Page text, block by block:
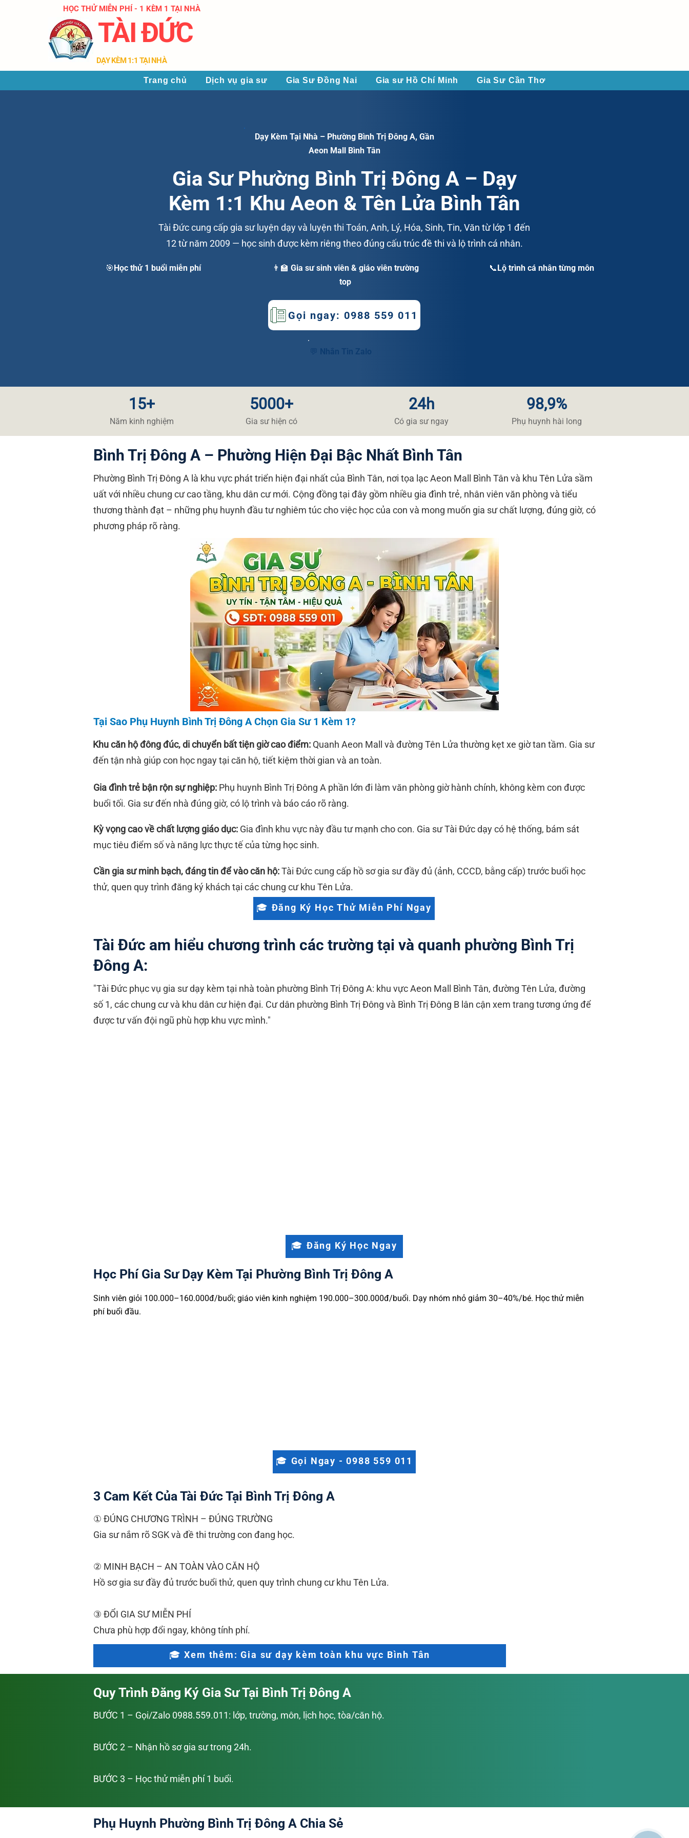
TÀI ĐỨC
HỌC THỬ MIỄN PHÍ - 1 KÈM 1 TẠI NHÀ
​DẠY KÈM 1:1 TẠI NHÀ
Trang chủ Dịch vụ gia sư Gia Sư Đồng Nai Gia sư Hồ Chí Minh Gia Sư Cần Thơ
Dạy Kèm Tại Nhà – Phường Bình Trị Đông A, Gần
Aeon Mall Bình Tân
Gia Sư Phường Bình Trị Đông A – Dạy
Kèm 1:1 Khu Aeon & Tên Lửa Bình Tân
Tài Đức cung cấp gia sư luyện dạy và luyện thi Toán, Anh, Lý, Hóa, Sinh, Tin, Văn từ lớp 1 đến
12 từ năm 2009 — học sinh được kèm riêng theo đúng cấu trúc đề thi và lộ trình cá nhân.
🎯Học thử 1 buổi miễn phí
👨‍🏫 Gia sư sinh viên & giáo viên trường
top
📞Lộ trình cá nhân từng môn
Gọi ngay: 0988 559 011
💬 Nhắn Tin Zalo
15+
Năm kinh nghiệm
5000+
​Gia sư hiện có
24h
​Có gia sư ngay
98,9%
​Phụ huynh hài long​
Bình Trị Đông A – Phường Hiện Đại Bậc Nhất Bình Tân
Phường Bình Trị Đông A là khu vực phát triển hiện đại nhất của Bình Tân, nơi tọa lạc Aeon Mall Bình Tân và khu Tên Lửa sầm
uất với nhiều chung cư cao tầng, khu dân cư mới. Cộng đồng tại đây gồm nhiều gia đình trẻ, nhân viên văn phòng và tiểu
thương thành đạt – những phụ huynh đầu tư nghiêm túc cho việc học của con và mong muốn gia sư chất lượng, đúng giờ, có
phương pháp rõ ràng.
Tại Sao Phụ Huynh Bình Trị Đông A Chọn Gia Sư 1 Kèm 1?
Khu căn hộ đông đúc, di chuyển bất tiện giờ cao điểm: Quanh Aeon Mall và đường Tên Lửa thường kẹt xe giờ tan tầm. Gia sư
đến tận nhà giúp con học ngay tại căn hộ, tiết kiệm thời gian và an toàn.
Gia đình trẻ bận rộn sự nghiệp: Phụ huynh Bình Trị Đông A phần lớn đi làm văn phòng giờ hành chính, không kèm con được
buổi tối. Gia sư đến nhà đúng giờ, có lộ trình và báo cáo rõ ràng.
Kỳ vọng cao về chất lượng giáo dục: Gia đình khu vực này đầu tư mạnh cho con. Gia sư Tài Đức dạy có hệ thống, bám sát
mục tiêu điểm số và năng lực thực tế của từng học sinh.
Cần gia sư minh bạch, đáng tin để vào căn hộ:Tài Đức cung cấp hồ sơ gia sư đầy đủ (ảnh, CCCD, bằng cấp) trước buổi học
thử, quen quy trình đăng ký khách tại các chung cư khu Tên Lửa.
🎓 Đăng Ký Học Thử Miễn Phí Ngay
Tài Đức am hiểu chương trình các trường tại và quanh phường Bình Trị
Đông A:
"Tài Đức phục vụ gia sư dạy kèm tại nhà toàn phường Bình Trị Đông A: khu vực Aeon Mall Bình Tân, đường Tên Lửa, đường
số 1, các chung cư và khu dân cư hiện đại. Cư dân phường Bình Trị Đông và Bình Trị Đông B lân cận xem trang tương ứng để
được tư vấn đội ngũ phù hợp khu vực mình."
🎓 Đăng Ký Học Ngay
Học Phí Gia Sư Dạy Kèm Tại Phường Bình Trị Đông A
Sinh viên giỏi 100.000–160.000đ/buổi; giáo viên kinh nghiệm 190.000–300.000đ/buổi. Dạy nhóm nhỏ giảm 30–40%/bé. Học thử miễn
phí buổi đầu.
🎓 Gọi Ngay - 0988 559 011
3 Cam Kết Của Tài Đức Tại Bình Trị Đông A
① ĐÚNG CHƯƠNG TRÌNH – ĐÚNG TRƯỜNG
Gia sư nắm rõ SGK và đề thi trường con đang học.
② MINH BẠCH – AN TOÀN VÀO CĂN HỘ
Hồ sơ gia sư đầy đủ trước buổi thử, quen quy trình chung cư khu Tên Lửa.
③ ĐỔI GIA SƯ MIỄN PHÍ
Chưa phù hợp đổi ngay, không tính phí.
🎓 Xem thêm: Gia sư dạy kèm toàn khu vực Bình Tân
Quy Trình Đăng Ký Gia Sư Tại Bình Trị Đông A
BƯỚC 1 – Gọi/Zalo 0988.559.011: lớp, trường, môn, lịch học, tòa/căn hộ.
BƯỚC 2 – Nhận hồ sơ gia sư trong 24h.
BƯỚC 3 – Học thử miễn phí 1 buổi.
Phụ Huynh Phường Bình Trị Đông A Chia Sẻ